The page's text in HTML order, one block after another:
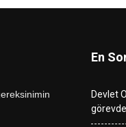
En
Devlet